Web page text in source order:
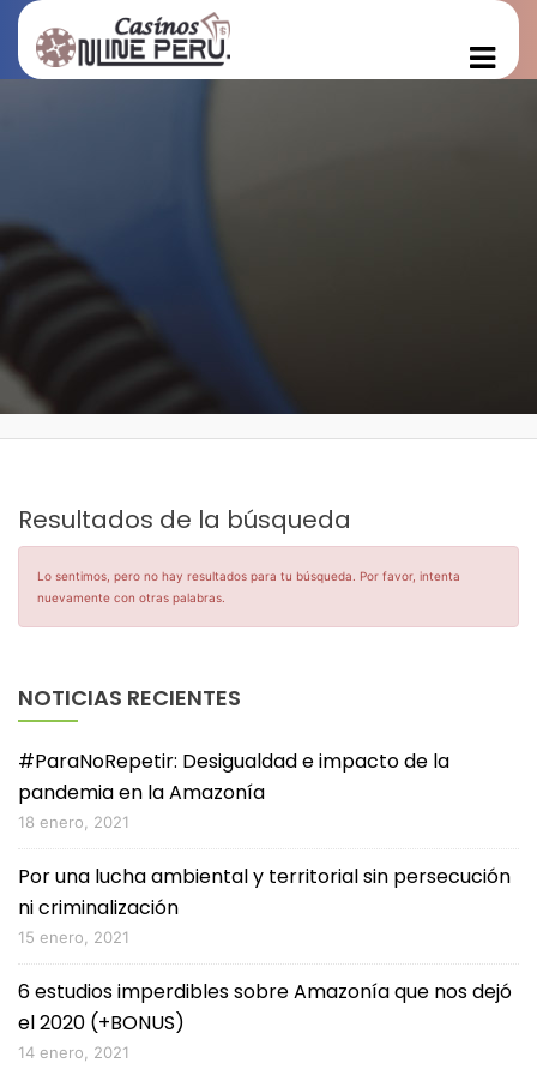
Resultados de la búsqueda
Lo sentimos, pero no hay resultados para tu búsqueda. Por favor, intenta
nuevamente con otras palabras.
NOTICIAS RECIENTES
#ParaNoRepetir: Desigualdad e impacto de la
pandemia en la Amazonía
18 enero, 2021
Por una lucha ambiental y territorial sin persecución
ni criminalización
15 enero, 2021
6 estudios imperdibles sobre Amazonía que nos dejó
el 2020 (+BONUS)
14 enero, 2021